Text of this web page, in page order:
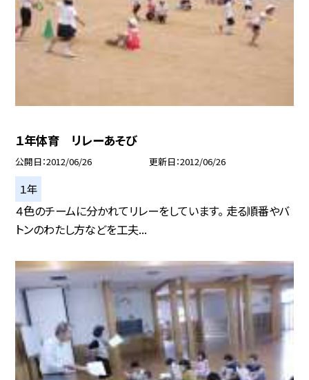
１年体育 リレーあそび
公開日 2012/06/26 更新日 2012/06/26
１年
４色のチームに分かれてリレーをしています。 走る順番やバ
トンのわたし方などを工夫...